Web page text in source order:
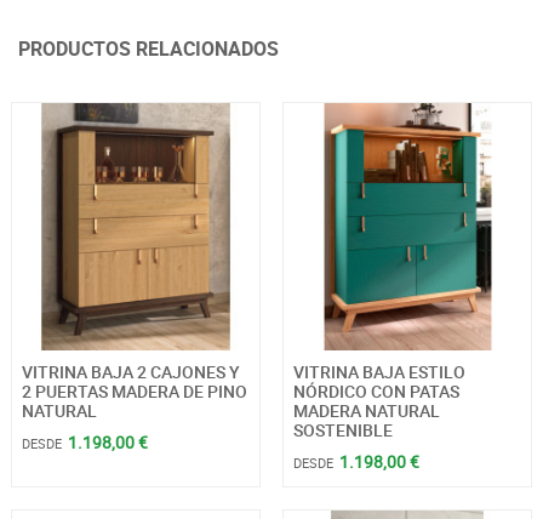
PRODUCTOS RELACIONADOS
VITRINA BAJA 2 CAJONES Y
2 PUERTAS MADERA DE PINO
NATURAL
DESDE 1.198,00 €
VITRINA BAJA ESTILO
NÓRDICO CON PATAS
MADERA NATURAL
SOSTENIBLE
DESDE 1.198,00 €